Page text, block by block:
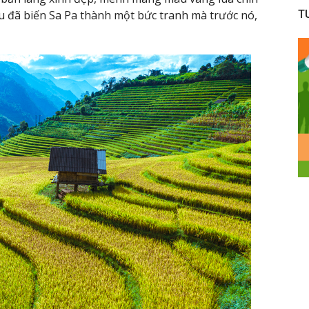
biến Sa Pa thành một bức tranh mà trước nó,